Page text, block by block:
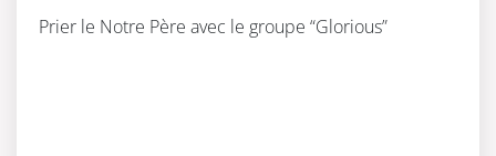
Prier le Notre Père avec le groupe “Glorious”